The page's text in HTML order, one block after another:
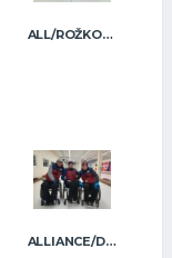
ALL/ROŽKOVA
ALLIANCE/DIMBOVSKIS